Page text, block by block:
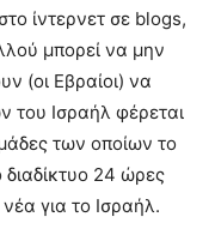
ίντερνετ σε blogs,
μπορεί να μην
(οι Εβραίοι) να
του Ισραήλ φέρεται
των οποίων το
24 ώρες
για το Ισραήλ.